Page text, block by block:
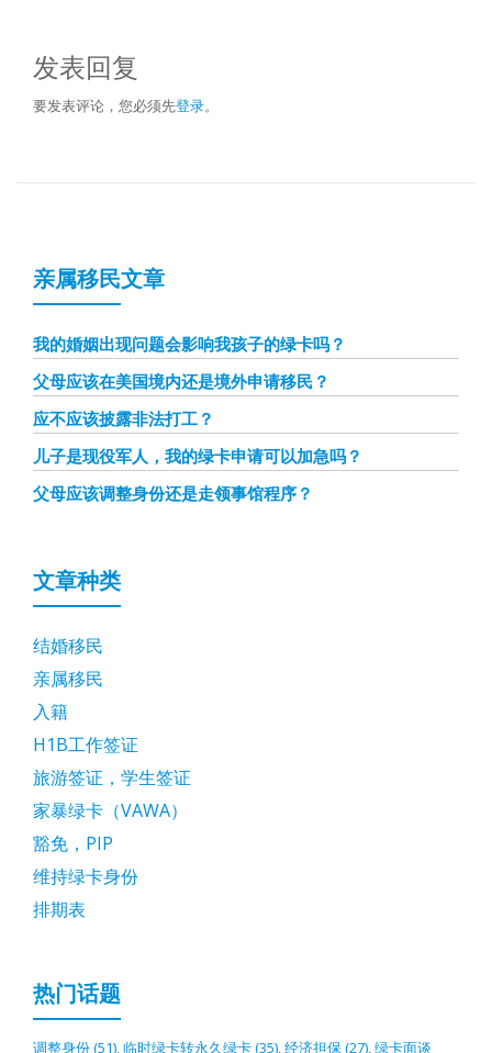
发表回复
要发表评论，您必须先登录。
亲属移民文章
我的婚姻出现问题会影响我孩子的绿卡吗？
父母应该在美国境内还是境外申请移民？
应不应该披露非法打工？
儿子是现役军人，我的绿卡申请可以加急吗？
父母应该调整身份还是走领事馆程序？
文章种类
结婚移民
亲属移民
入籍
H1B工作签证
旅游签证，学生签证
家暴绿卡（VAWA）
豁免，PIP
维持绿卡身份
排期表
热门话题
调整身份(51),临时绿卡转永久绿卡(35),经济担保(27),绿卡面谈